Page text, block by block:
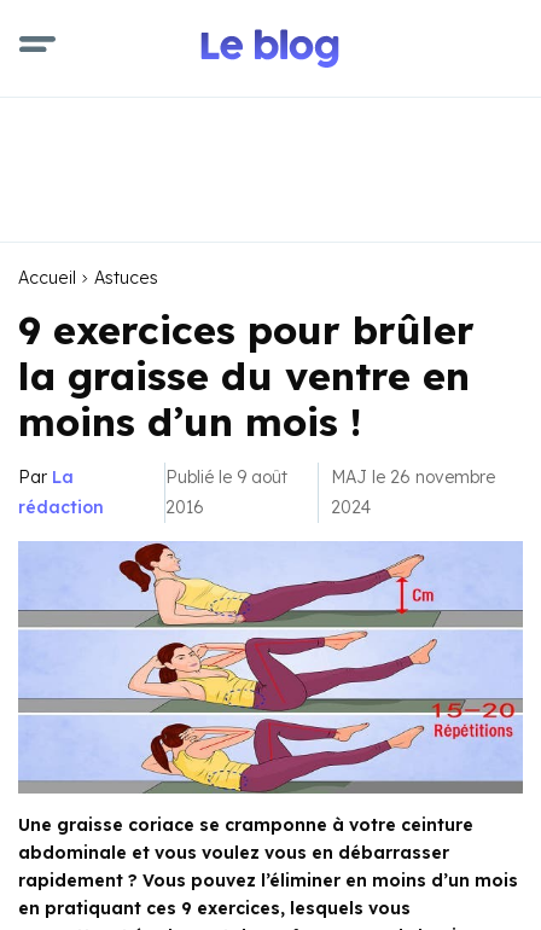
Accueil Astuces
9 exercices pour brûler
la graisse du ventre en
moins d’un mois !
Par La
rédaction
Publié le 9 août
2016
MAJ le 26 novembre
2024
Une graisse coriace se cramponne à votre ceinture
abdominale et vous voulez vous en débarrasser
rapidement ? Vous pouvez l’éliminer en moins d’un mois
en pratiquant ces 9 exercices, lesquels vous